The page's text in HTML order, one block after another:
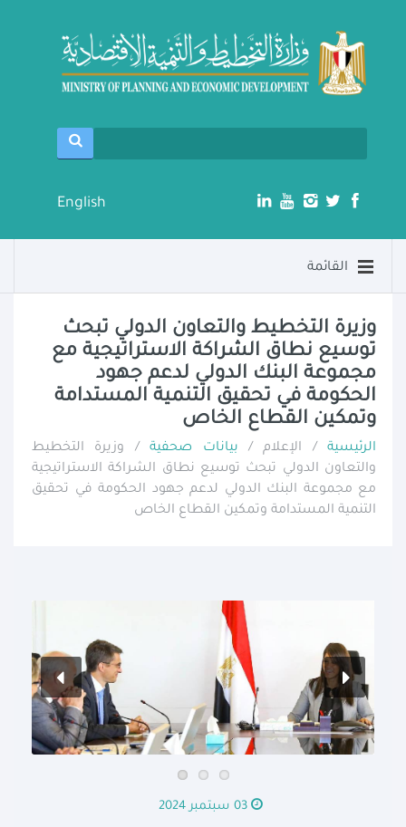
English
القائمة
وزيرة التخطيط والتعاون الدولي تبحث
توسيع نطاق الشراكة الاستراتيجية مع
مجموعة البنك الدولي لدعم جهود
الحكومة في تحقيق التنمية المستدامة
وتمكين القطاع الخاص
الرئيسية / الإعلام / بيانات صحفية/ وزيرة التخطيط
والتعاون الدولي تبحث توسيع نطاق الشراكة الاستراتيجية
مع مجموعة البنك الدولي لدعم جهود الحكومة في تحقيق
التنمية المستدامة وتمكين القطاع الخاص
03 سبتمبر 2024